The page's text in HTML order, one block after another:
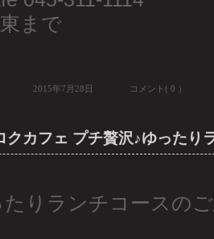
まで
2015年7月28日 コメント( 0 ）
クカフェ プチ贅沢♪ゆったり
りランチコースの